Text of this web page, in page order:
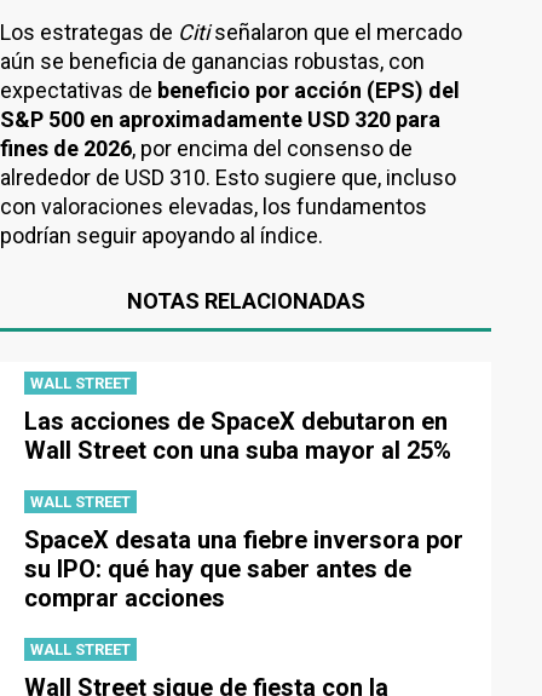
Los estrategas de Citiseñalaron que el mercado
aún se beneficia de ganancias robustas, con
expectativas de beneficio por acción (EPS) del
S&P 500 en aproximadamente USD 320 para
fines de 2026, por encima del consenso de
alrededor de USD 310. Esto sugiere que, incluso
con valoraciones elevadas, los fundamentos
podrían seguir apoyando al índice.
NOTAS RELACIONADAS
WALL STREET
Las acciones de SpaceX debutaron en
Wall Street con una suba mayor al 25%
WALL STREET
SpaceX desata una fiebre inversora por
su IPO: qué hay que saber antes de
comprar acciones
WALL STREET
Wall Street sigue de fiesta con la